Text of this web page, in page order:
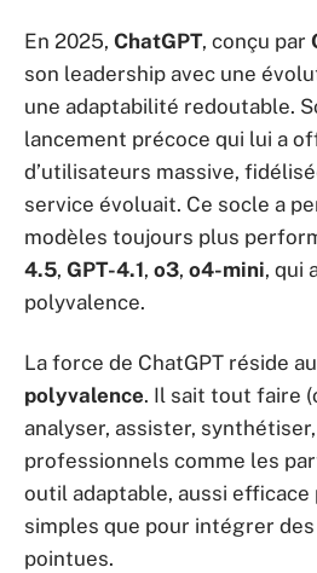
En 2025, ChatGPT, conçu par
son leadership avec une
une adaptabilité redoutable.
lancement précoce qui lui a
d’utilisateurs massive,
service évoluait. Ce socle a
modèles toujours plus
4.5, GPT-4.1, o3, o4-mini, qui
polyvalence.
La force de ChatGPT réside
polyvalence. Il sait tout faire
analyser, assister,
professionnels comme les
outil adaptable, aussi efficace
simples que pour intégrer
pointues.